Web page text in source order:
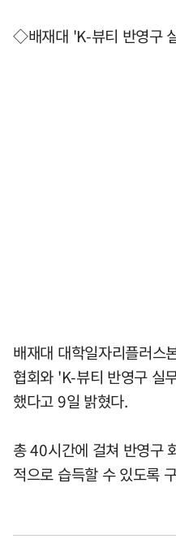
◇배재대 'K-뷰티 반영구
배재대 대학일자리플러스
협회와 'K-뷰티 반영구 실
했다고 9일 밝혔다.
총 40시간에 걸쳐 반영구
적으로 습득할 수 있도록